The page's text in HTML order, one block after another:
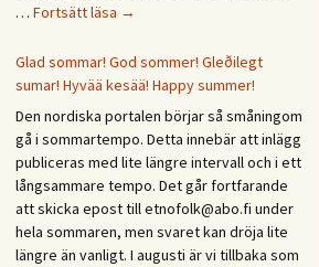
… Fortsätt läsa Save
date:
XIII
päivät/
Etnologidagarna
/
Ethnology
Days
2027
→
Glad sommar! God sommer! Gleðilegt
sumar! Hyvää kesää! Happy summer!
Den nordiska portalen börjar så småningom
gå i sommartempo. Detta innebär att inlägg
publiceras med lite längre intervall och i ett
långsammare tempo. Det går fortfarande
att skicka epost till etnofolk@abo.fi under
hela sommaren, men svaret kan dröja lite
längre än vanligt. I augusti är vi tillbaka som